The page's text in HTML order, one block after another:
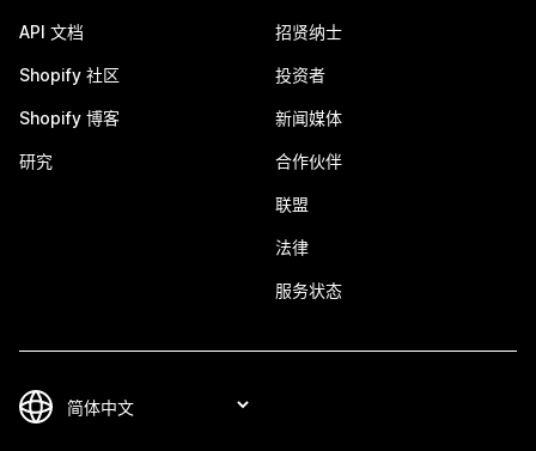
API 文档
Shopify 社区
Shopify 博客
研究
招贤纳士
投资者
新闻媒体
合作伙伴
联盟
法律
服务状态